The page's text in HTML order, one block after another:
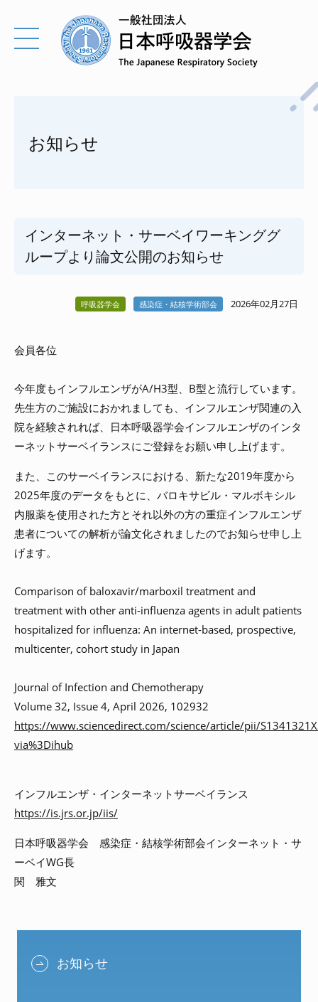
お知らせ
インターネット・サーベイワーキンググ
ループより論文公開のお知らせ
呼吸器学会 感染症・結核学術部会 2026年02月27日
会員各位
今年度もインフルエンザがA/H3型、B型と流行しています。
先生方のご施設におかれましても、インフルエンザ関連の入
院を経験されれば、日本呼吸器学会インフルエンザのインタ
ーネットサーベイランスにご登録をお願い申し上げます。
また、このサーベイランスにおける、新たな2019年度から
2025年度のデータをもとに、バロキサビル・マルボキシル
内服薬を使用された方とそれ以外の方の重症インフルエンザ
患者についての解析が論文化されましたのでお知らせ申し上
げます。
Comparison of baloxavir/marboxil treatment and
treatment with other anti-influenza agents in adult patients
hospitalized for influenza: An internet-based, prospective,
multicenter, cohort study in Japan
Journal of Infection and Chemotherapy
Volume 32, Issue 4, April 2026, 102932
https://www.sciencedirect.com/science/article/pii/
via%3Dihub
インフルエンザ・インターネットサーベイランス
https://is.jrs.or.jp/iis/
日本呼吸器学会 感染症・結核学術部会インターネット・サ
ーベイWG長
関 雅文
お知らせ